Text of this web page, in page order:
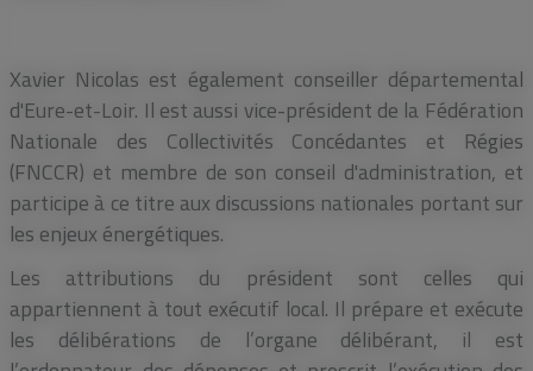
Xavier Nicolas est également conseiller départemental
d'Eure-et-Loir. Il est aussi vice-président de la Fédération
Nationale des Collectivités Concédantes et Régies
(FNCCR) et membre de son conseil d'administration, et
participe à ce titre aux discussions nationales portant sur
les enjeux énergétiques.
Les attributions du président sont celles qui
appartiennent à tout exécutif local. Il prépare et exécute
les délibérations de l’organe délibérant, il est